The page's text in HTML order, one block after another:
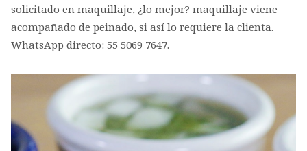
solicitado en maquillaje, ¿lo mejor? maquillaje viene
acompañado de peinado, si así lo requiere la clienta.
WhatsApp directo: 55 5069 7647.